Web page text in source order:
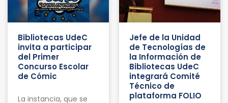
Bibliotecas UdeC
invita a participar
del Primer
Concurso Escolar
de Cómic
La instancia, que se
Jefe de la Unidad
de Tecnologías de
la Información de
Bibliotecas UdeC
integrará Comité
Técnico de
plataforma FOLIO